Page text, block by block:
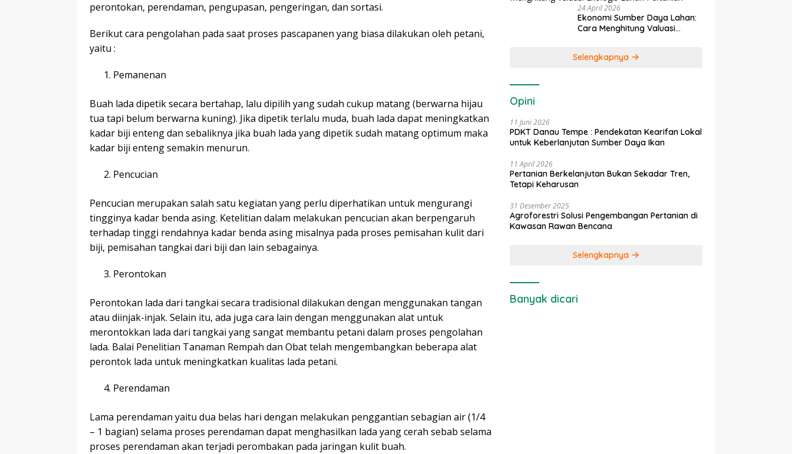
perontokan, perendaman, pengupasan, pengeringan, dan sortasi.
Berikut cara pengolahan pada saat proses pascapanen yang biasa dilakukan oleh petani,
yaitu :
Pemanenan
Buah lada dipetik secara bertahap, lalu dipilih yang sudah cukup matang (berwarna hijau
tua tapi belum berwarna kuning). Jika dipetik terlalu muda, buah lada dapat meningkatkan
kadar biji enteng dan sebaliknya jika buah lada yang dipetik sudah matang optimum maka
kadar biji enteng semakin menurun.
Pencucian
Pencucian merupakan salah satu kegiatan yang perlu diperhatikan untuk mengurangi
tingginya kadar benda asing. Ketelitian dalam melakukan pencucian akan berpengaruh
terhadap tinggi rendahnya kadar benda asing misalnya pada proses pemisahan kulit dari
biji, pemisahan tangkai dari biji dan lain sebagainya.
Perontokan
Perontokan lada dari tangkai secara tradisional dilakukan dengan menggunakan tangan
atau diinjak-injak. Selain itu, ada juga cara lain dengan menggunakan alat untuk
merontokkan lada dari tangkai yang sangat membantu petani dalam proses pengolahan
lada. Balai Penelitian Tanaman Rempah dan Obat telah mengembangkan beberapa alat
perontok lada untuk meningkatkan kualitas lada petani.
Perendaman
Lama perendaman yaitu dua belas hari dengan melakukan penggantian sebagian air (1/4
– 1 bagian) selama proses perendaman dapat menghasilkan lada yang cerah sebab selama
proses perendaman akan terjadi perombakan pada jaringan kulit buah.
24 April 2026
Ekonomi Sumber Daya Lahan:
Cara Menghitung Valuasi
Selengkapnya
Opini
11 Juni 2026
PDKT Danau Tempe : Pendekatan Kearifan Lokal
untuk Keberlanjutan Sumber Daya Ikan
11 April 2026
Pertanian Berkelanjutan Bukan Sekadar Tren,
Tetapi Keharusan
31 Desember 2025
Agroforestri Solusi Pengembangan Pertanian di
Kawasan Rawan Bencana
Selengkapnya
Banyak dicari